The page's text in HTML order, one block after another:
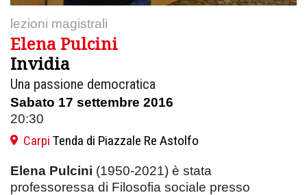
lezioni magistrali
Elena Pulcini
Invidia
Una passione democratica
Sabato 17 settembre 2016
20:30
Carpi Tenda di Piazzale Re Astolfo
Elena Pulcini (1950-2021) è stata
professoressa di Filosofia sociale presso